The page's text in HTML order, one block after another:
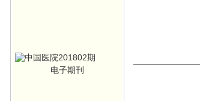
电子期刊